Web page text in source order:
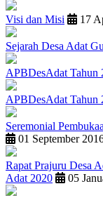
Visi dan Misi 17
Sejarah Desa Adat
APBDesAdat Tahun
APBDesAdat Tahun
Seremonial
01 September
Rapat Prajuru Desa
Adat 2020
05